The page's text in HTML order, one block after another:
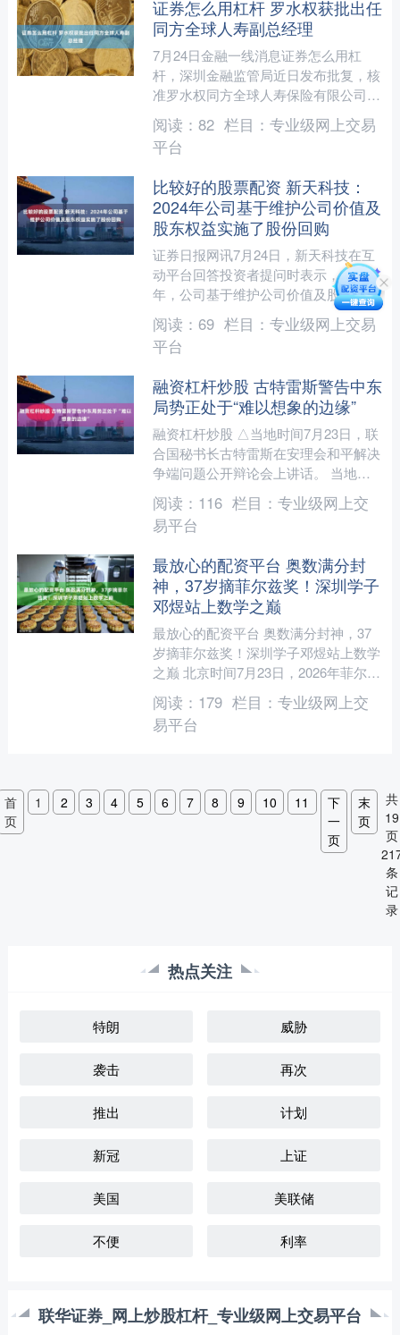
证券怎么用杠杆 罗水权获批出任
同方全球人寿副总经理
7月24日金融一线消息证券怎么用杠
杆，深圳金融监管局近日发布批复，核
准罗水权同方全球人寿保险有限公司副
总经理的任职资格。 海量资讯、精准
解读，尽在新浪财经APP....
阅读： 82 栏目： 专业级网上交易
平台
比较好的股票配资 新天科技：
2024年公司基于维护公司价值及
股东权益实施了股份回购
证券日报网讯7月24日，新天科技在互
动平台回答投资者提问时表示，2024
年，公司基于维护公司价值及股东权益
实施了股份回购，公司当初拿出自有资
金回购股票，本意就是....
阅读： 69 栏目： 专业级网上交易
平台
融资杠杆炒股 古特雷斯警告中东
局势正处于“难以想象的边缘”
融资杠杆炒股 △当地时间7月23日，联
合国秘书长古特雷斯在安理会和平解决
争端问题公开辩论会上讲话。 当地时
间7月23日，联合国秘书长古特雷斯在
安理会和平解决争端....
阅读： 116 栏目： 专业级网上交
易平台
最放心的配资平台 奥数满分封
神，37岁摘菲尔兹奖！深圳学子
邓煜站上数学之巅
最放心的配资平台 奥数满分封神，37
岁摘菲尔兹奖！深圳学子邓煜站上数学
之巅 北京时间7月23日，2026年菲尔兹
奖获奖名单正式揭晓。 这项四年一
度、仅限四十岁以....
阅读： 179 栏目： 专业级网上交
易平台
首
页
1 2 3 4 5 6 7 8 9 10 11
下
一
页
末
页
共
19
页
条
记
录
热点关注
特朗 威胁
袭击 再次
推出 计划
新冠 上证
美国 美联储
不便 利率
联华证券_网上炒股杠杆_专业级网上交易平台